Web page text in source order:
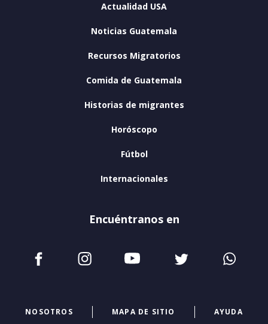
Actualidad USA
Noticias Guatemala
Recursos Migratorios
Comida de Guatemala
Historias de migrantes
Horóscopo
Fútbol
Internacionales
Encuéntranos en
NOSOTROS MAPA DE SITIO AYUDA